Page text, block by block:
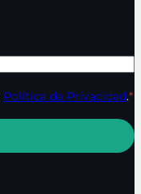
Política de Privacidad.*